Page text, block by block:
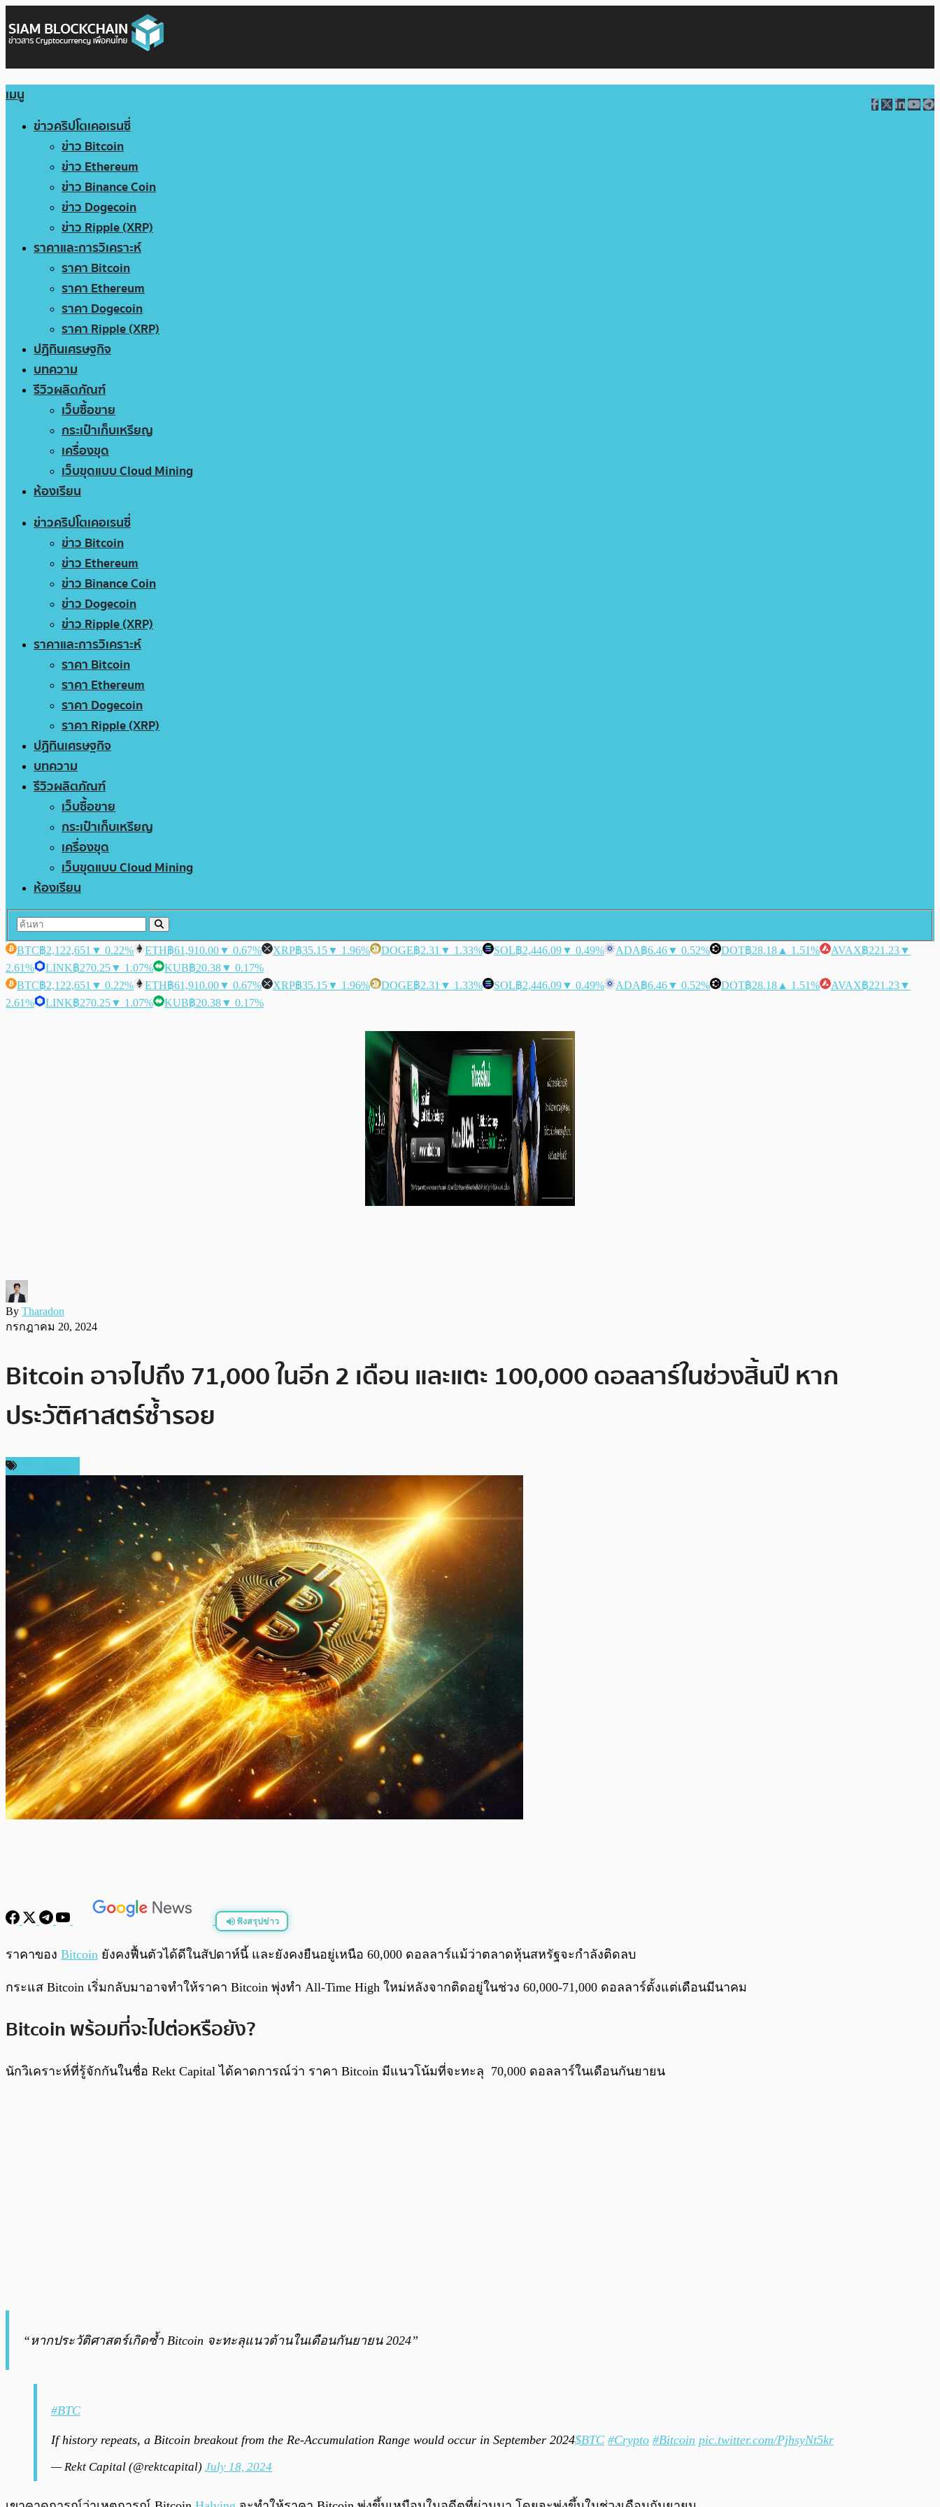
เมนู
ข่าวคริปโตเคอเรนซี่
ข่าว Bitcoin
ข่าว Ethereum
ข่าว Binance Coin
ข่าว Dogecoin
ข่าว Ripple (XRP)
ราคาและการวิเคราะห์
ราคา Bitcoin
ราคา Ethereum
ราคา Dogecoin
ราคา Ripple (XRP)
ปฏิทินเศรษฐกิจ
บทความ
รีวิวผลิตภัณฑ์
เว็บซื้อขาย
กระเป๋าเก็บเหรียญ
เครื่องขุด
เว็บขุดแบบ Cloud Mining
ห้องเรียน
ข่าวคริปโตเคอเรนซี่
ข่าว Bitcoin
ข่าว Ethereum
ข่าว Binance Coin
ข่าว Dogecoin
ข่าว Ripple (XRP)
ราคาและการวิเคราะห์
ราคา Bitcoin
ราคา Ethereum
ราคา Dogecoin
ราคา Ripple (XRP)
ปฏิทินเศรษฐกิจ
บทความ
รีวิวผลิตภัณฑ์
เว็บซื้อขาย
กระเป๋าเก็บเหรียญ
เครื่องขุด
เว็บขุดแบบ Cloud Mining
ห้องเรียน
BTC฿2,122,651 ▼ 0.22% ETH฿61,910.00▼ 0.67% XRP฿35.15▼ 1.96% DOGE฿2.31 ▼ 1.33% SOL฿2,446.09▼ 0.49% ADA฿6.46▼ 0.52% DOT฿28.18 ▲ 1.51% AVAX฿221.23▼
2.61%
LINK฿270.25▼ 1.07% KUB฿20.38▼ 0.17%
BTC฿2,122,651 ▼ 0.22% ETH฿61,910.00▼ 0.67% XRP฿35.15▼ 1.96% DOGE฿2.31 ▼ 1.33% SOL฿2,446.09▼ 0.49% ADA฿6.46▼ 0.52% DOT฿28.18 ▲ 1.51% AVAX฿221.23▼
2.61%
LINK฿270.25▼ 1.07% KUB฿20.38▼ 0.17%
By Tharadon
กรกฎาคม 20, 2024
Bitcoin อาจไปถึง 71,000 ในอีก 2 เดือน และแตะ 100,000 ดอลลาร์ในช่วงสิ้นปี หาก
ประวัติศาสตร์ซ้ำรอย
ฟังสรุปข่าว
พร้อมเล่น
ราคาของ Bitcoin ยังคงฟื้นตัวได้ดีในสัปดาห์นี้ และยังคงยืนอยู่เหนือ 60,000 ดอลลาร์แม้ว่าตลาดหุ้นสหรัฐจะกำลังติดลบ
กระแส Bitcoin เริ่มกลับมาอาจทำให้ราคา Bitcoin พุ่งทำ All-Time High ใหม่หลังจากติดอยู่ในช่วง 60,000-71,000 ดอลลาร์ตั้งแต่เดือนมีนาคม
Bitcoin พร้อมที่จะไปต่อหรือยัง?
นักวิเคราะห์ที่รู้จักกันในชื่อ Rekt Capital ได้คาดการณ์ว่า ราคา Bitcoin มีแนวโน้มที่จะทะลุ 70,000 ดอลลาร์ในเดือนกันยายน
“หากประวัติศาสตร์เกิดซ้ำ Bitcoin จะทะลุแนวต้านในเดือนกันยายน 2024”
#BTC
If history repeats, a Bitcoin breakout from the Re-Accumulation Range would occur in September 2024$BTC #Crypto #Bitcoin pic.twitter.com/PjhsyNt5kr
— Rekt Capital (@rektcapital) July 18, 2024